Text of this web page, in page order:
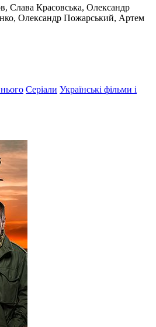
Слава Красовська, Олександр
Олександр Пожарський, Артем
Серіали Українські фільми і